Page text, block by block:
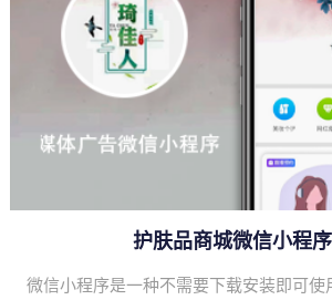
护肤品商城微信小程
微信小程序是一种不需要下载安装即可使